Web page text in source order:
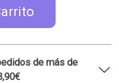
de más de